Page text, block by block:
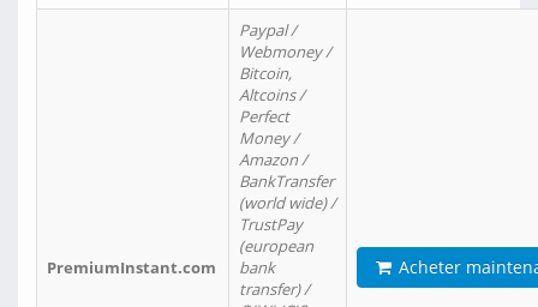
PremiumInstant.com
Paypal /
Webmoney /
Bitcoin,
Altcoins /
Perfect
Money /
Amazon /
BankTransfer
(world wide) /
TrustPay
(european
bank
transfer) /
Acheter